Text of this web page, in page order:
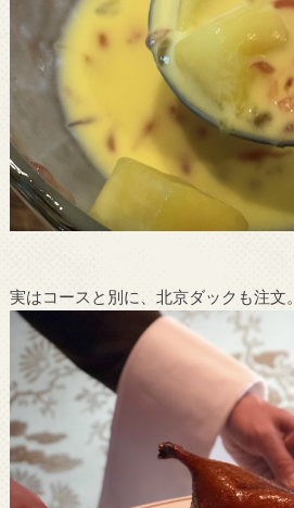
実はコースと別に、北京ダックも注文。